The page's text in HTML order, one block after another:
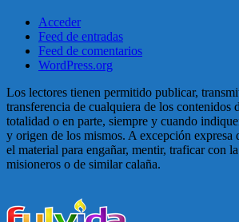
Acceder
Feed de entradas
Feed de comentarios
WordPress.org
Los lectores tienen permitido publicar,
transferencia de cualquiera de los contenidos
totalidad o en parte, siempre y cuando
y origen de los mismos. A excepción expresa
el material para engañar, mentir, traficar con
misioneros o de similar calaña.